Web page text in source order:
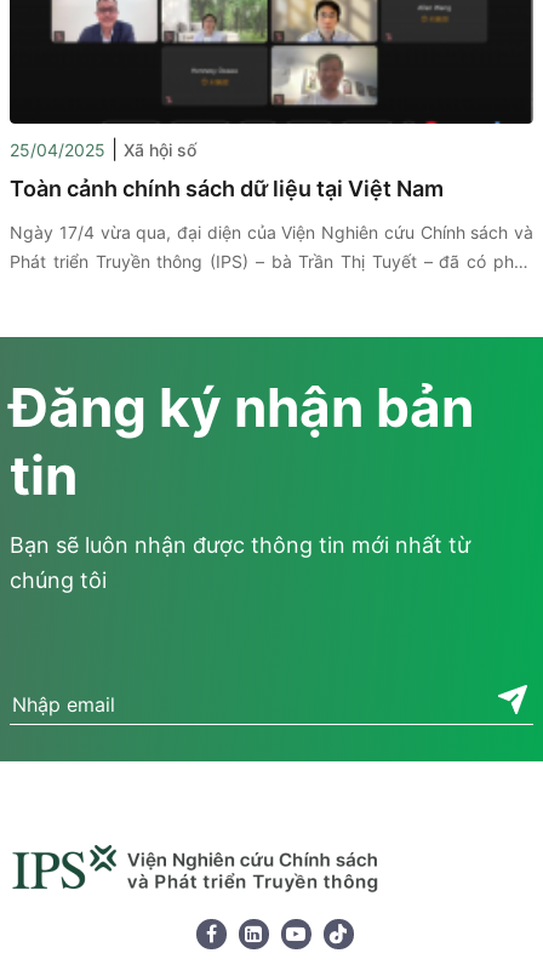
25/04/2025 Xã hội số
Toàn cảnh chính sách dữ liệu tại Việt Nam
Ngày 17/4 vừa qua, đại diện của Viện Nghiên cứu Chính sách và
Phát triển Truyền thông (IPS) – bà Trần Thị Tuyết – đã có phần
Đăng ký nhận bản
tin
Bạn sẽ luôn nhận được thông tin mới nhất từ
chúng tôi